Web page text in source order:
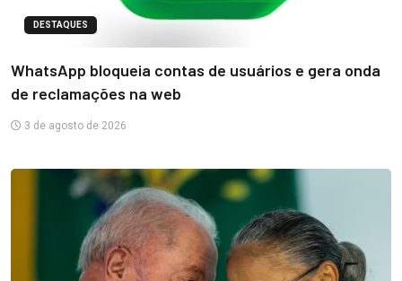
DESTAQUES
WhatsApp bloqueia contas de usuários e gera onda
de reclamações na web
3 de agosto de 2026